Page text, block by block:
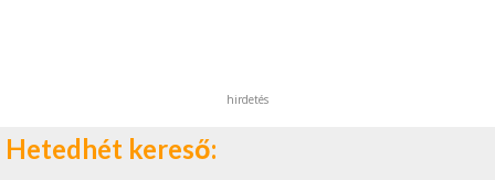
hirdetés
Hetedhét kereső: